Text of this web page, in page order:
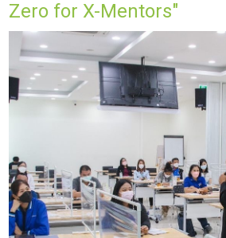
Zero for X-Mentors"